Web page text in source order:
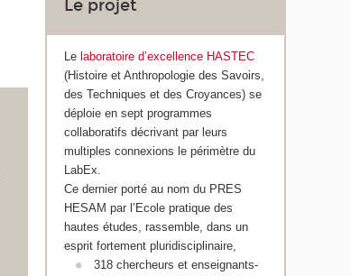
Le projet
Le laboratoire d’excellence HASTEC
(Histoire et Anthropologie des Savoirs,
des Techniques et des Croyances) se
déploie en sept programmes
collaboratifs décrivant par leurs
multiples connexions le périmètre du
LabEx.
Ce dernier porté au nom du PRES
HESAM par l’Ecole pratique des
hautes études, rassemble, dans un
esprit fortement pluridisciplinaire,
318 chercheurs et enseignants-